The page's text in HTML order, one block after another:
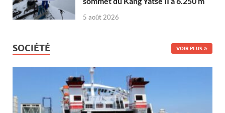
5 août 2026
SOCIÉTÉ VOIR PLUS